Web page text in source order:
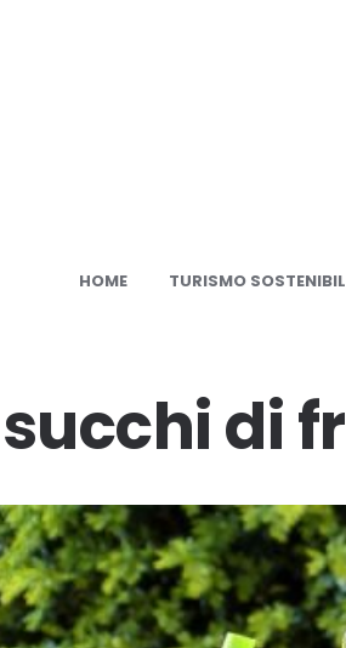
HOME TURISMO
succhi di